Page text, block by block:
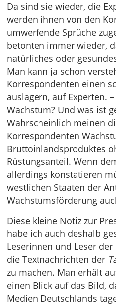
Da sind sie wieder, die
werden ihnen von den
umwerfende Sprüche
betonten immer wieder,
natürliches oder
Man kann ja schon
Korrespondenten einen
auslagern, auf Experten.
Wachstum? Und was ist
Wahrscheinlich meinen
Korrespondenten
Bruttoinlandsproduktes
Rüstungsanteil. Wenn
allerdings konstatieren
westlichen Staaten der
Wachstumsförderung
Diese kleine Notiz zur
habe ich auch deshalb
Leserinnen und Leser
die Textnachrichten der
zu machen. Man erhält
einen Blick auf das Bild,
Medien Deutschlands